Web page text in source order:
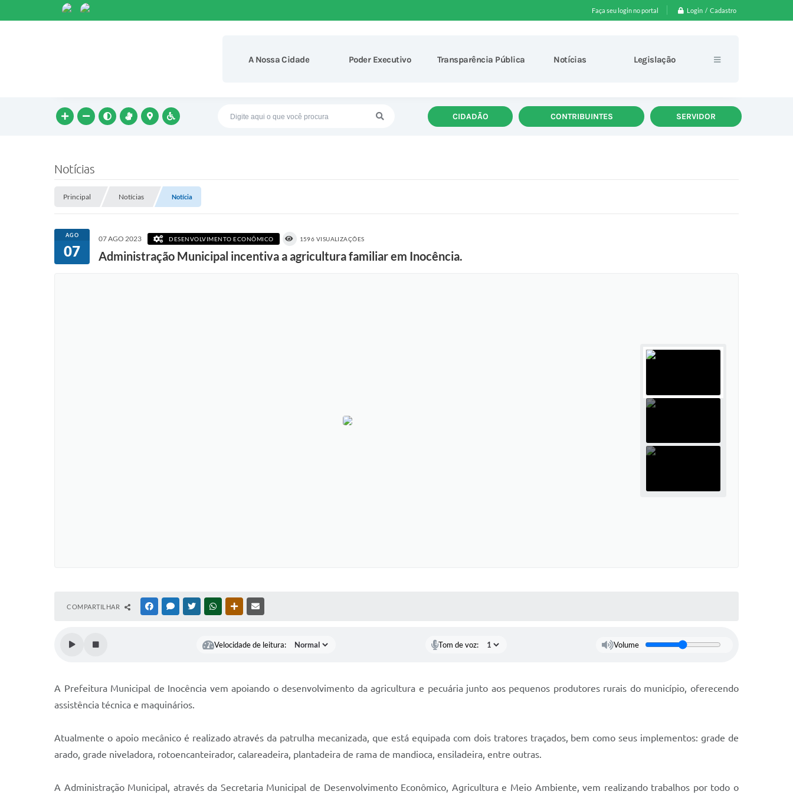
Faça seu login no portal Login / Cadastro
A Nossa Cidade Poder Executivo Transparência Pública Notícias Legislação
CIDADÃO CONTRIBUINTES SERVIDOR
Notícias
Principal Notícias Notícia
AGO
07
07 AGO 2023 DESENVOLVIMENTO ECONÔMICO 1596 VISUALIZAÇÕES
Administração Municipal incentiva a agricultura familiar em Inocência.
COMPARTILHAR FACEBOOKMESSENGER
TWITTERWHATSAPPOUTRAS MÍDIAS
Velocidade de leitura: Tom de voz: Volume
A Prefeitura Municipal de Inocência vem apoiando o desenvolvimento da agricultura e pecuária junto aos pequenos produtores rurais do município, oferecendo
assistência técnica e maquinários.
Atualmente o apoio mecânico é realizado através da patrulha mecanizada, que está equipada com dois tratores traçados, bem como seus implementos: grade de
arado, grade niveladora, rotoencanteirador, calareadeira, plantadeira de rama de mandioca, ensiladeira, entre outras.
A Administração Municipal, através da Secretaria Municipal de Desenvolvimento Econômico, Agricultura e Meio Ambiente, vem realizando trabalhos por todo o